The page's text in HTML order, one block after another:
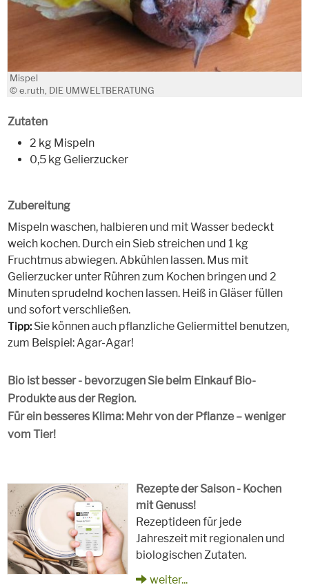
Mispel
© e.ruth, DIE UMWELTBERATUNG
Zutaten
2 kg Mispeln
0,5 kg Gelierzucker
Zubereitung
Mispeln waschen, halbieren und mit Wasser bedeckt
weich kochen. Durch ein Sieb streichen und 1 kg
Fruchtmus abwiegen. Abkühlen lassen. Mus mit
Gelierzucker unter Rühren zum Kochen bringen und 2
Minuten sprudelnd kochen lassen. Heiß in Gläser füllen
und sofort verschließen.
Tipp:Sie können auch pflanzliche Geliermittel benutzen,
zum Beispiel: Agar-Agar!
Bio ist besser - bevorzugen Sie beim Einkauf Bio-
Produkte aus der Region.
Für ein besseres Klima: Mehr von der Pflanze – weniger
vom Tier!
Rezepte der Saison - Kochen
mit Genuss!
Rezeptideen für jede
Jahreszeit mit regionalen und
biologischen Zutaten.
weiter...